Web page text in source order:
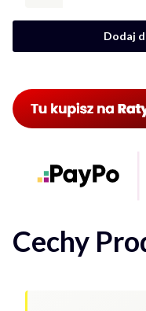
Dodaj
Cechy